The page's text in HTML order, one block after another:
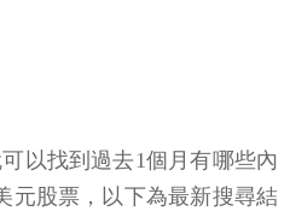
以找到過去1個月有哪些內
元股票，以下為最新搜尋結